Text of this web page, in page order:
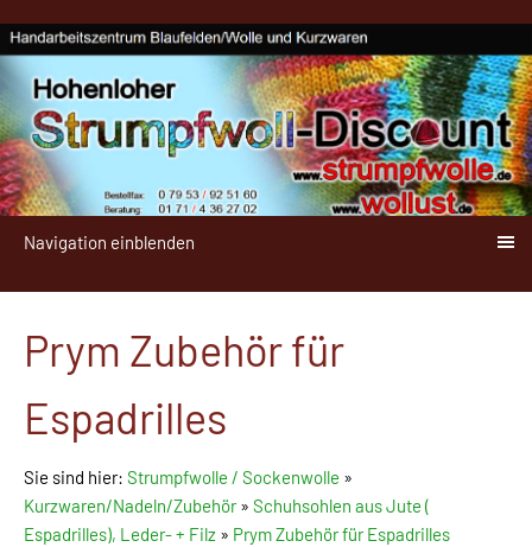
Navigation einblenden
Prym Zubehör für
Espadrilles
Sie sind hier: Strumpfwolle / Sockenwolle »
Kurzwaren/Nadeln/Zubehör» Schuhsohlen aus Jute (
Espadrilles), Leder- + Filz » Prym Zubehör für Espadrilles